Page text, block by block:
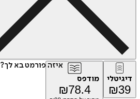
איזה פורמט בא לך?
דיגיטלי
₪39
מודפס
₪78.4